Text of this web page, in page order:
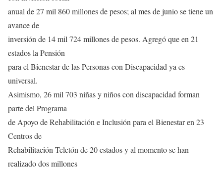
anual de 27 mil 860 millones de pesos; al mes de junio se tiene un
avance de
inversión de 14 mil 724 millones de pesos. Agregó que en 21
estados la Pensión
para el Bienestar de las Personas con Discapacidad ya es
universal.
Asimismo, 26 mil 703 niñas y niños con discapacidad forman
parte del Programa
de Apoyo de Rehabilitación e Inclusión para el Bienestar en 23
Centros de
Rehabilitación Teletón de 20 estados y al momento se han
realizado dos millones